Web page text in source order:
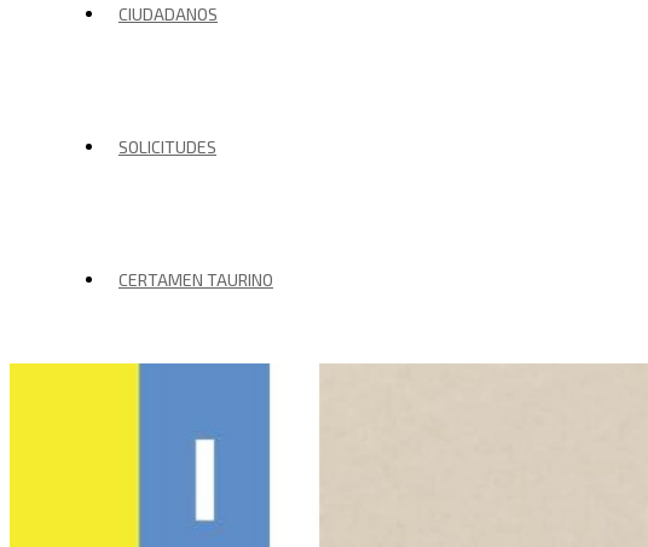
CIUDADANOS
SOLICITUDES
CERTAMEN TAURINO